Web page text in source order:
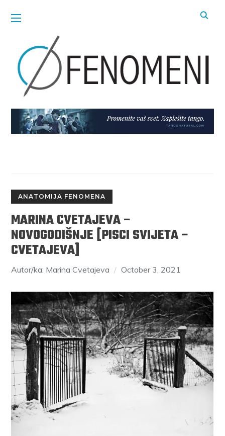
ANATOMIJA FENOMENA
MARINA CVETAJEVA –
NOVOGODIŠNJE [PISCI SVIJETA –
CVETAJEVA]
Autor/ka: Marina Cvetajeva October 3, 2021